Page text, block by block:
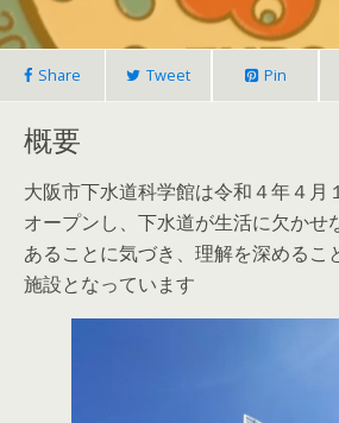
Share Tweet Pin
概要
大阪市下水道科学館は令和４年４月
オープンし、下水道が生活に欠かせ
あることに気づき、理解を深めるこ
施設となっています